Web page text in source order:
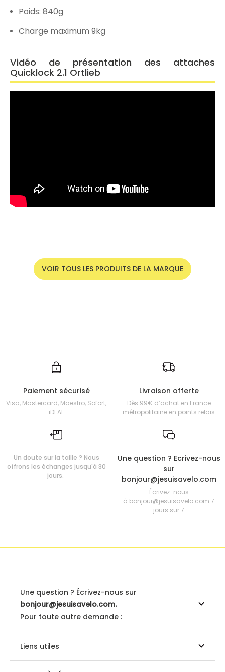
Poids: 840g
Charge maximum 9kg
Vidéo de présentation des attaches
Quicklock 2.1 Ortlieb
VOIR TOUS LES PRODUITS DE LA MARQUE
Paiement sécurisé
Visa, Mastercard, Maestro, Sofort,
iDEAL
Livraison offerte
Dès 99€ d’achat en France
métropolitaine en points relais
Un doute sur la taille ? Nous
offrons les échanges jusqu'à 30
jours.
Une question ? Ecrivez-nous
sur
bonjour@jesuisavelo.com
Écrivez-nous
à bonjour@jesuisavelo.com 7
jours sur 7
Une question ? Écrivez-nous sur
bonjour@jesuisavelo.com.
Pour toute autre demande :
Liens utiles